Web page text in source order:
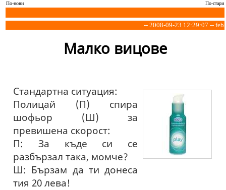
По-нови По-стари
-- 2008-09-23 12:29:07 -- feb
Малко вицове
Стандартна ситуация:
Полицай (П) спира
шофьор (Ш) за
превишена скорост:
П: За къде си се
разбързал така, момче?
Ш: Бързам да ти донеса
тия 20 лева!